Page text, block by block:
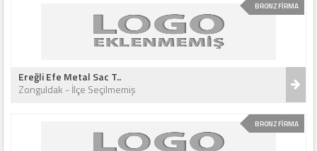
BRONZ FİRMA
Ereğli Efe Metal Sac T..
Zonguldak - İlçe Seçilmemiş
BRONZ FİRMA